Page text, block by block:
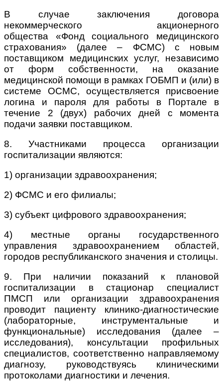
В случае заключения договора
некоммерческого акционерного
общества «Фонд социального медицинского
страхования» (далее – ФСМС) с новым
поставщиком медицинских услуг, независимо
от форм собственности, на оказание
медицинской помощи в рамках ГОБМП и (или) в
системе ОСМС, осуществляется присвоение
логина и пароля для работы в Портале в
течение 2 (двух) рабочих дней с момента
подачи заявки поставщиком.
8. Участниками процесса организации
госпитализации являются:
1) организации здравоохранения;
2) ФСМС и его филиалы;
3) cубъект цифрового здравоохранения;
4) местные органы государственного
управления здравоохранением областей,
городов республиканского значения и столицы.
9. При наличии показаний к плановой
госпитализации в стационар специалист
ПМСП или организации здравоохранения
проводит пациенту клинико-диагностические
(лабораторные, инструментальные и
функциональные) исследования (далее –
исследования), консультации профильных
специалистов, соответственно направляемому
диагнозу, руководствуясь клиническими
протоколами диагностики и лечения.